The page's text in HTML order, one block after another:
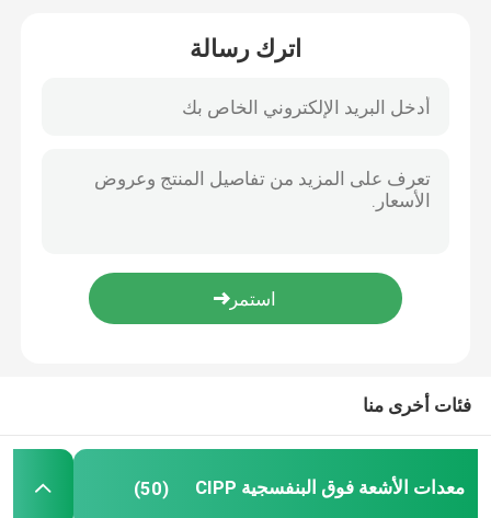
كاميرا قطب المجاري
إصلاح المجاري بدون حفر
بناء خطوط الأنابيب بدون خنادق
اترك رسالة
فئات أخرى منا
معدات الأشعة فوق البنفسجية CIPP (50)